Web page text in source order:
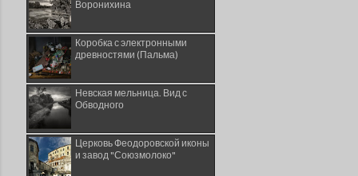
Воронихина
Коробка с электронными
древностями (Пальма)
Невская мельница. Вид с
Обводного
Церковь Феодоровской иконы
и завод "Союзмолоко"